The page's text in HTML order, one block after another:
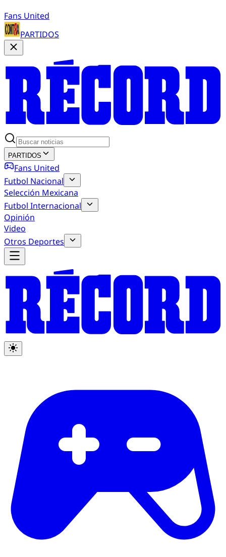
Fans United
PARTIDOS
PARTIDOS
Fans United
Futbol Nacional
Selección Mexicana
Futbol Internacional
Opinión
Video
Otros Deportes